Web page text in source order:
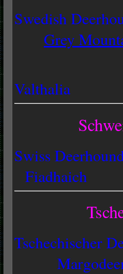
Swedish
Grey
Valthalia
Swiss
Fiadhaich
Tschechischer